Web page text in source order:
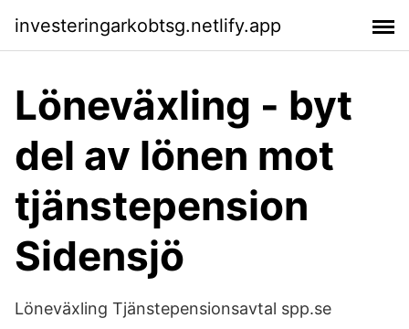
investeringarkobtsg.netlify.app
Löneväxling - byt
del av lönen mot
tjänstepension
Sidensjö
Löneväxling Tjänstepensionsavtal spp.se